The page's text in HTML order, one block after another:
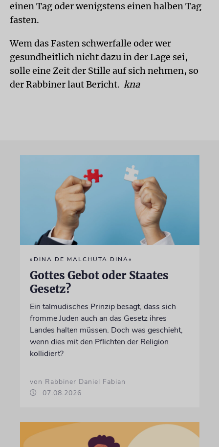
einen Tag oder wenigstens einen halben Tag
fasten.
Wem das Fasten schwerfalle oder wer
gesundheitlich nicht dazu in der Lage sei,
solle eine Zeit der Stille auf sich nehmen, so
der Rabbiner laut Bericht. kna
»DINA DE MALCHUTA DINA«
Gottes Gebot oder Staates
Gesetz?
Ein talmudisches Prinzip besagt, dass sich
fromme Juden auch an das Gesetz ihres
Landes halten müssen. Doch was geschieht,
wenn dies mit den Pflichten der Religion
kollidiert?
von Rabbiner Daniel Fabian
07.08.2026